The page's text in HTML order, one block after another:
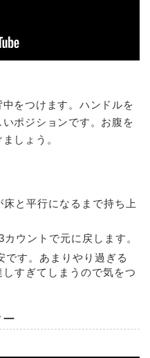
をつけます。ハンドルを
ポジションです。お腹を
しょう。
と平行になるまで持ち上
ウントで元に戻します。
です。あまりやり過ぎる
すぎてしまうので気をつ